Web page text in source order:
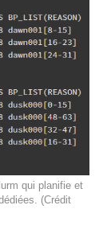
qui planifie et
(Crédit